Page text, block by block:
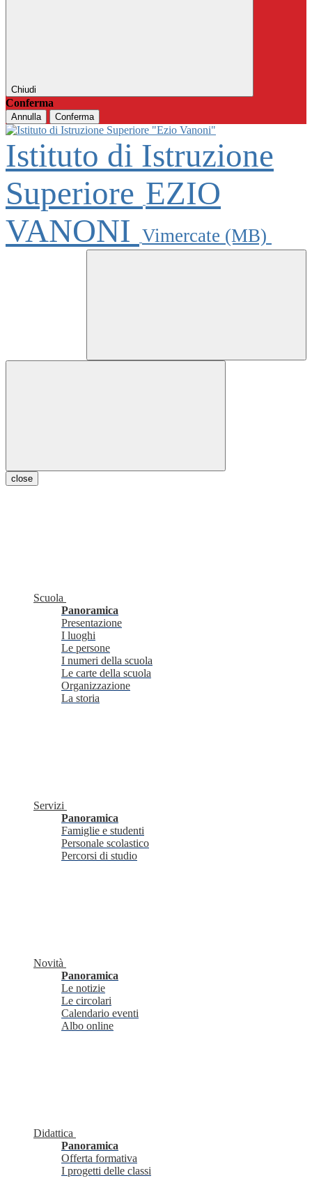
Chiudi
Conferma
Annulla Conferma
Istituto di Istruzione
Superiore EZIO
VANONI Vimercate (MB)
close
Scuola
Panoramica
Presentazione
I luoghi
Le persone
I numeri della scuola
Le carte della scuola
Organizzazione
La storia
Servizi
Panoramica
Famiglie e studenti
Personale scolastico
Percorsi di studio
Novità
Panoramica
Le notizie
Le circolari
Calendario eventi
Albo online
Didattica
Panoramica
Offerta formativa
I progetti delle classi